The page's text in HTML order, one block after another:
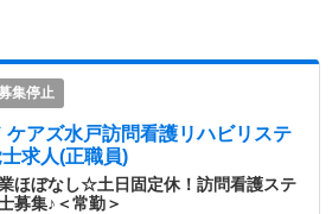
集停止
ケアズ水戸訪問看護リハビリステ
求人(正職員)
ほぼなし☆土日固定休！訪問看護ステ
募集♪＜常勤＞